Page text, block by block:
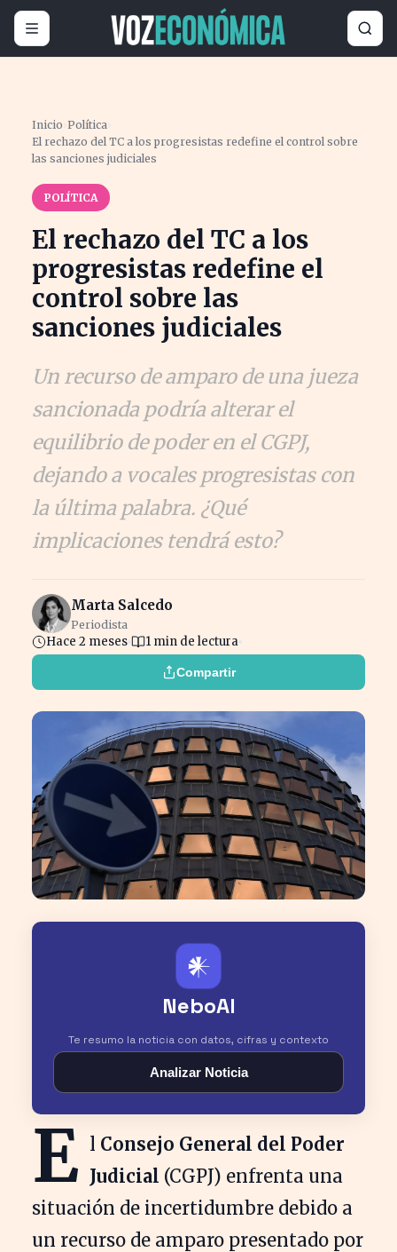
Inicio ›Política›
El rechazo del TC a los progresistas redefine el control sobre
las sanciones judiciales
POLÍTICA
El rechazo del TC a los
progresistas redefine el
control sobre las
sanciones judiciales
Un recurso de amparo de una jueza
sancionada podría alterar el
equilibrio de poder en el CGPJ,
dejando a vocales progresistas con
la última palabra. ¿Qué
implicaciones tendrá esto?
Marta Salcedo
Periodista
Hace 2 meses 1 min de lectura
Compartir
𒀭
NeboAI
Te resumo la noticia con datos, cifras y contexto
Analizar Noticia
E l Consejo General del Poder
Judicial (CGPJ) enfrenta una
situación de incertidumbre debido a
un recurso de amparo presentado por